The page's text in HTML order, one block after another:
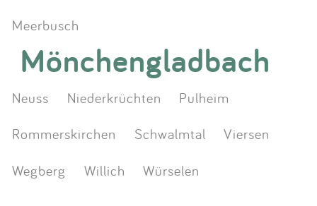
Meerbusch
Mönchengladbach
Neuss Niederkrüchten
Pulheim
Rommerskirchen
Schwalmtal
Viersen
Wegberg
Willich Würselen